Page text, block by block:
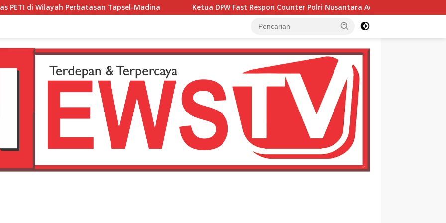
Tapsel-Madina Ketua DPW Fast Respon Counter Polri Nusantara Aceh Apresiasi Kepedulian Sosial Medco kepada